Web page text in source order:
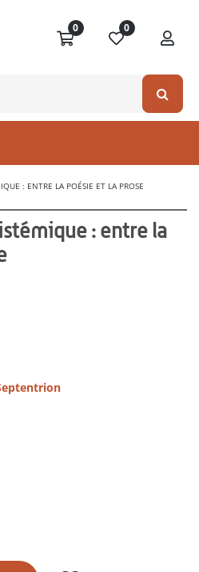
0 0
: ENTRE LA POÉSIE ET LA PROSE
: entre la